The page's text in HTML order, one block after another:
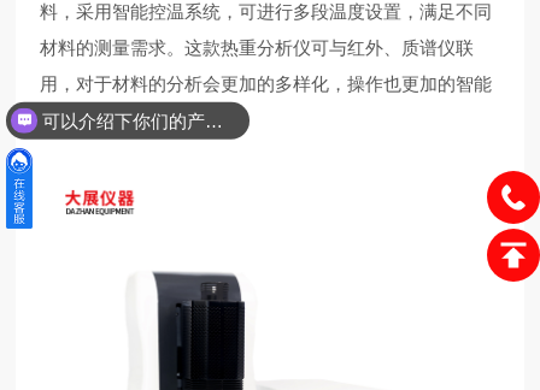
料，采用智能控温系统，可进行多段温度设置，满足不同
材料的测量需求。这款热重分析仪可与红外、质谱仪联
用，对于材料的分析会更加的多样化，操作也更加的智能
化。